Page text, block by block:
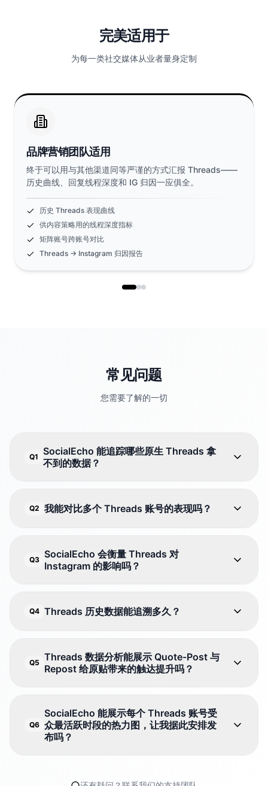
完美适用于
为每一类社交媒体从业者量身定制
品牌营销团队适用
终于可以用与其他渠道同等严谨的方式汇报 Threads——
历史曲线、回复线程深度和 IG 归因一应俱全。
历史 Threads 表现曲线
供内容策略用的线程深度指标
矩阵账号跨账号对比
Threads → Instagram 归因报告
常见问题
您需要了解的一切
Q1
SocialEcho 能追踪哪些原生 Threads 拿
不到的数据？
Q2 我能对比多个 Threads 账号的表现吗？
Q3 SocialEcho 会衡量 Threads 对
Instagram 的影响吗？
Q4 Threads 历史数据能追溯多久？
Q5 Threads 数据分析能展示 Quote-Post 与
Repost 给原贴带来的触达提升吗？
Q6
SocialEcho 能展示每个 Threads 账号受
众最活跃时段的热力图，让我据此安排发
布吗？